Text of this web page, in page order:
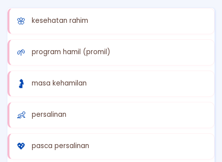
🌸 kesehatan rahim
🌱 program hamil (promil)
🤰 masa kehamilan
👶 persalinan
💖 pasca persalinan